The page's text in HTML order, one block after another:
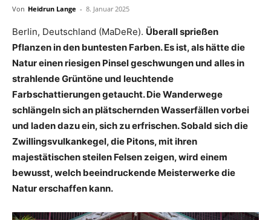
Von Heidrun Lange - 8. Januar 2025
Berlin, Deutschland (MaDeRe). Überall sprießen
Pflanzen in den buntesten Farben. Es ist, als hätte die
Natur einen riesigen Pinsel geschwungen und alles in
strahlende Grüntöne und leuchtende
Farbschattierungen getaucht. Die Wanderwege
schlängeln sich an plätschernden Wasserfällen vorbei
und laden dazu ein, sich zu erfrischen. Sobald sich die
Zwillingsvulkankegel, die Pitons, mit ihren
majestätischen steilen Felsen zeigen, wird einem
bewusst, welch beeindruckende Meisterwerke die
Natur erschaffen kann.